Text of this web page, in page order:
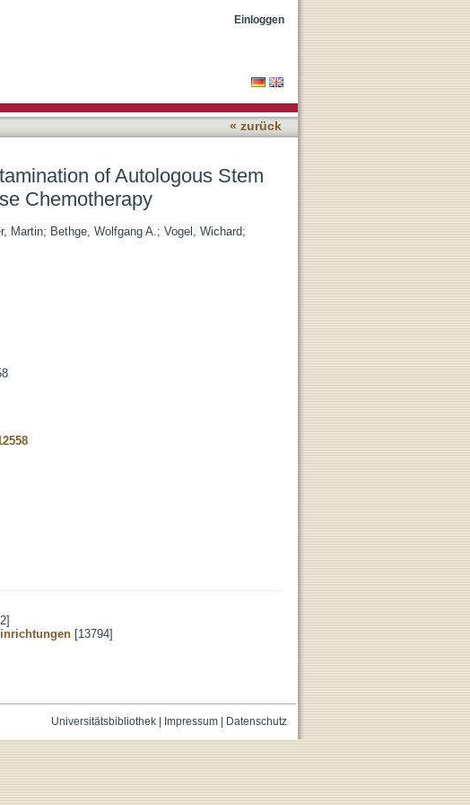
Cell Grafts on Outcome after
Einloggen
« zurück
of Autologous Stem
Chemotherapy
Martin; Bethge, Wolfgang A.; Vogel, Wichard;
[13794]
Universitätsbibliothek| Impressum| Datenschutz